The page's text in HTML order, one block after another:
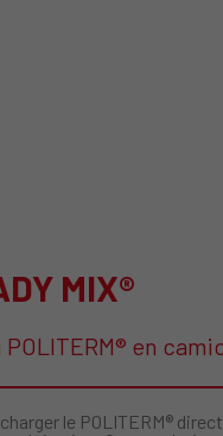
MIX®
en
le POLITERM®